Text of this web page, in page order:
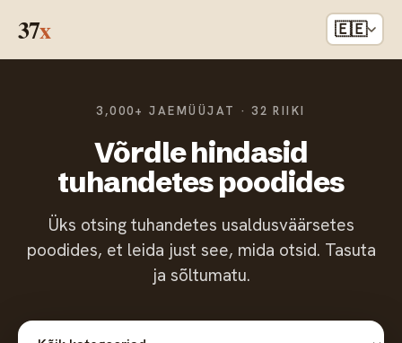
37x 🇪🇪
3,000+ JAEMÜÜJAT · 32 RIIKI
Võrdle hindasid
tuhandetes poodides
Üks otsing tuhandetes usaldusväärsetes
poodides, et leida just see, mida otsid. Tasuta
ja sõltumatu.